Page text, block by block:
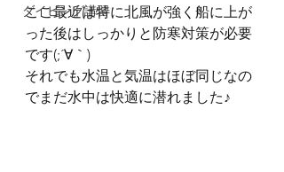
ダイビング講習
ここ最近は特に北風が強く船に上が
った後はしっかりと防寒対策が必要
です(;´∀｀)
それでも水温と気温はほぼ同じなの
でまだ水中は快適に潜れました♪